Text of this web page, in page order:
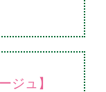
ジュ】